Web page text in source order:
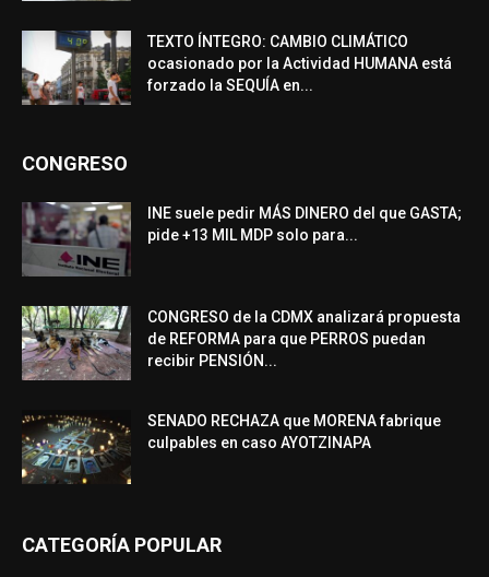
TEXTO ÍNTEGRO: CAMBIO CLIMÁTICO
ocasionado por la Actividad HUMANA está
forzado la SEQUÍA en...
CONGRESO
INE suele pedir MÁS DINERO del que GASTA;
pide +13 MIL MDP solo para...
CONGRESO de la CDMX analizará propuesta
de REFORMA para que PERROS puedan
recibir PENSIÓN...
SENADO RECHAZA que MORENA fabrique
culpables en caso AYOTZINAPA
CATEGORÍA POPULAR